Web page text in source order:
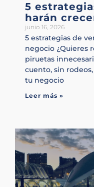
5
harán
junio 16, 2026
5 estrategias de
negocio ¿Quieres
piruetas
cuento, sin
tu negocio
Leer más »